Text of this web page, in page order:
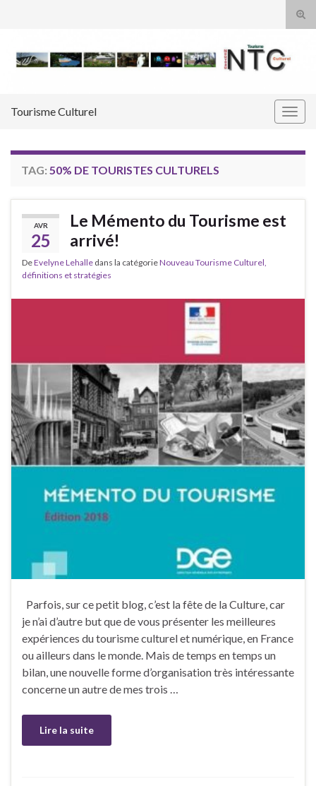
Tourisme Culturel
TAG: 50% DE TOURISTES CULTURELS
AVR
25
Le Mémento du Tourisme est
arrivé!
DeEvelyne Lehalle dans la catégorieNouveau Tourisme Culturel,
définitions et stratégies
Parfois, sur ce petit blog, c’est la fête de la Culture, car
je n’ai d’autre but que de vous présenter les meilleures
expériences du tourisme culturel et numérique, en France
ou ailleurs dans le monde. Mais de temps en temps un
bilan, une nouvelle forme d’organisation très intéressante
concerne un autre de mes trois …
Lire la suite